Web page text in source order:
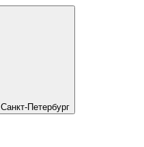
Санкт-Петербург